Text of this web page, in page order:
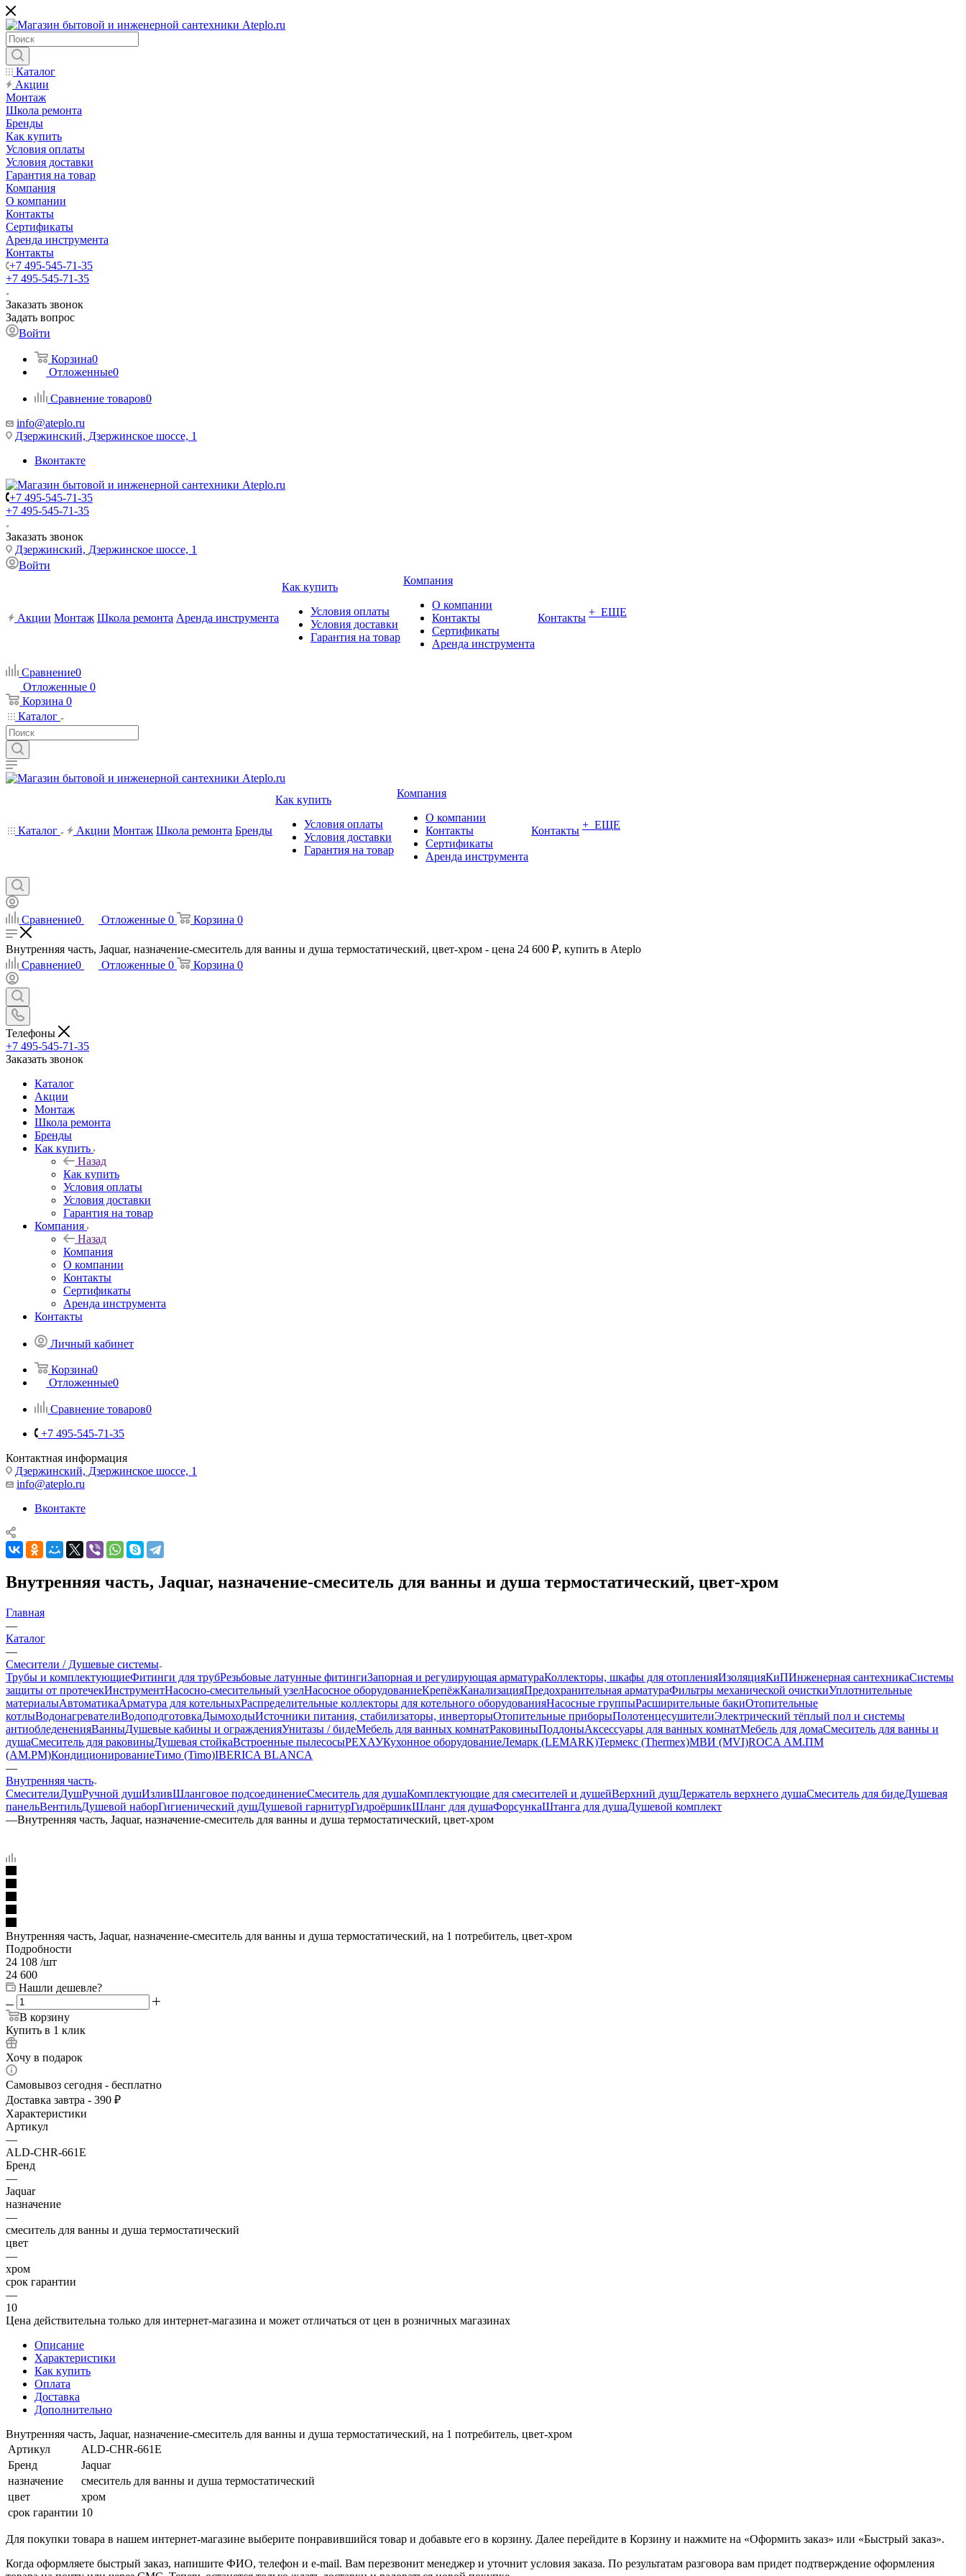
Каталог
Акции
Монтаж
Школа ремонта
Бренды
Как купить
Условия оплаты
Условия доставки
Гарантия на товар
Компания
О компании
Контакты
Сертификаты
Аренда инструмента
Контакты
+7 495-545-71-35
+7 495-545-71-35
Заказать звонок
Задать вопрос
Войти
Корзина0
Отложенные0
Сравнение товаров0
info@ateplo.ru
Дзержинский, Дзержинское шоссе, 1
Вконтакте
+7 495-545-71-35
+7 495-545-71-35
Заказать звонок
Дзержинский, Дзержинское шоссе, 1
Войти
Акции Монтаж Школа ремонта Аренда инструмента
Как купить
Условия оплаты
Условия доставки
Гарантия на товар
Компания
О компании
Контакты
Сертификаты
Аренда инструмента
Контакты + ЕЩЕ
Сравнение0
Отложенные 0
Корзина 0
Каталог
Каталог Акции Монтаж Школа ремонта Бренды
Как купить
Условия оплаты
Условия доставки
Гарантия на товар
Компания
О компании
Контакты
Сертификаты
Аренда инструмента
Контакты + ЕЩЕ
Сравнение0 Отложенные 0 Корзина 0
Внутренняя часть, Jaquar, назначение-смеситель для ванны и душа термостатический, цвет-хром - цена 24 600 ₽, купить в Ateplo
Сравнение0 Отложенные 0 Корзина 0
Телефоны
+7 495-545-71-35
Заказать звонок
Каталог
Акции
Монтаж
Школа ремонта
Бренды
Как купить
Назад
Как купить
Условия оплаты
Условия доставки
Гарантия на товар
Компания
Назад
Компания
О компании
Контакты
Сертификаты
Аренда инструмента
Контакты
Личный кабинет
Корзина0
Отложенные0
Сравнение товаров0
+7 495-545-71-35
Контактная информация
Дзержинский, Дзержинское шоссе, 1
info@ateplo.ru
Вконтакте
Внутренняя часть, Jaquar, назначение-смеситель для ванны и душа термостатический, цвет-хром
Главная
—
Каталог
—
Смесители / Душевые системы
Трубы и комплектующиеФитинги для трубРезьбовые латунные фитингиЗапорная и регулирующая арматураКоллекторы, шкафы для отопленияИзоляцияКиПИнженерная сантехникаСистемы
защиты от протечекИнструментНасосно-смесительный узелНасосное оборудованиеКрепёжКанализацияПредохранительная арматураФильтры механической очисткиУплотнительные
материалыАвтоматикаАрматура для котельныхРаспределительные коллекторы для котельного оборудованияНасосные группыРасширительные бакиОтопительные
котлыВодонагревателиВодоподготовкаДымоходыИсточники питания, стабилизаторы, инверторыОтопительные приборыПолотенцесушителиЭлектрический тёплый пол и системы
антиобледененияВанныДушевые кабины и огражденияУнитазы / бидеМебель для ванных комнатРаковиныПоддоныАксессуары для ванных комнатМебель для домаСмеситель для ванны и
душаСмеситель для раковиныДушевая стойкаВстроенные пылесосыРЕХАУКухонное оборудованиеЛемарк (LEMARK)Термекс (Thermex)МВИ (MVI)ROCA АМ.ПМ
(AM.PM)КондиционированиеТимо (Timo)IBERICA BLANCA
—
Внутренняя часть
СмесителиДушРучной душИзливШланговое подсоединениеСмеситель для душаКомплектующие для смесителей и душейВерхний душДержатель верхнего душаСмеситель для бидеДушевая
панельВентильДушевой наборГигиенический душДушевой гарнитурГидроёршикШланг для душаФорсункаШтанга для душаДушевой комплект
—Внутренняя часть, Jaquar, назначение-смеситель для ванны и душа термостатический, цвет-хром
Внутренняя часть, Jaquar, назначение-смеситель для ванны и душа термостатический, на 1 потребитель, цвет-хром
Подробности
24 108 /шт
24 600
Нашли дешевле?
В корзину
Купить в 1 клик
Хочу в подарок
Самовывоз сегодня - бесплатно
Доставка завтра - 390 ₽
Характеристики
Артикул
—
ALD-CHR-661E
Бренд
—
Jaquar
назначение
—
смеситель для ванны и душа термостатический
цвет
—
хром
срок гарантии
—
10
Цена действительна только для интернет-магазина и может отличаться от цен в розничных магазинах
Описание
Характеристики
Как купить
Оплата
Доставка
Дополнительно
Внутренняя часть, Jaquar, назначение-смеситель для ванны и душа термостатический, на 1 потребитель, цвет-хром
Артикул
ALD-CHR-661E
Бренд
Jaquar
назначение
смеситель для ванны и душа термостатический
цвет
хром
срок гарантии 10
Для покупки товара в нашем интернет-магазине выберите понравившийся товар и добавьте его в корзину. Далее перейдите в Корзину и нажмите на «Оформить заказ» или «Быстрый заказ».
Когда оформляете быстрый заказ, напишите ФИО, телефон и e-mail. Вам перезвонит менеджер и уточнит условия заказа. По результатам разговора вам придет подтверждение оформления